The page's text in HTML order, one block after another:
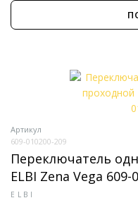
Артикул
609-010200-209
Переключатель
ELBI Zena Vega 609-
ELBI